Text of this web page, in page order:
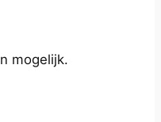
mogelijk.